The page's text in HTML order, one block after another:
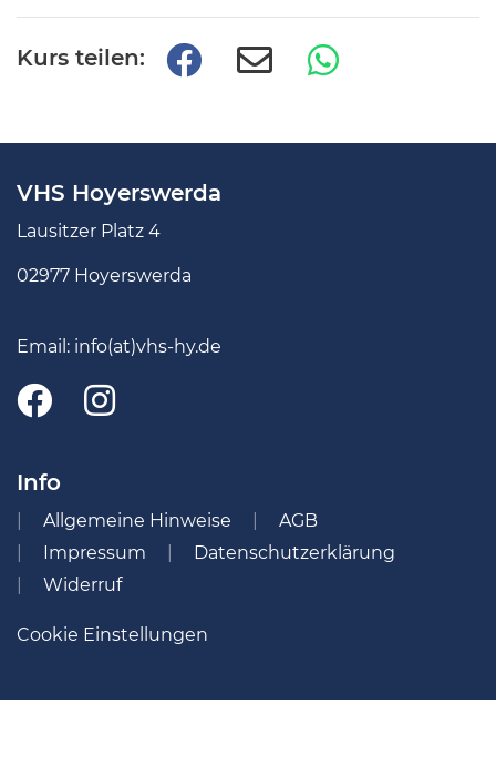
Kurs teilen:
VHS Hoyerswerda
Lausitzer Platz 4
02977 Hoyerswerda
Email: info(at)vhs-hy.de
Info
Allgemeine Hinweise
AGB
Impressum
Datenschutzerklärung
Widerruf
Cookie Einstellungen